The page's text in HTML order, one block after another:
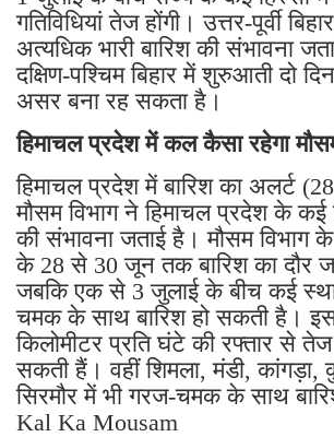
गतिविधियां तेज होंगी। उत्तर-पूर्वी
अत्यधिक भारी बारिश की संभावना
दक्षिण-पश्चिम बिहार में शुरुआती दो
असर बना रह सकता है।
हिमाचल प्रदेश में कल कैसा रहेगा
हिमाचल प्रदेश में बारिश का अलर्ट
मौसम विभाग ने हिमाचल प्रदेश के कई
की संभावना जताई है। मौसम विभाग
के 28 से 30 जून तक बारिश का दौर
जबकि एक से 3 जुलाई के बीच कई
चमक के साथ बारिश हो सकती है। इस
किलोमीटर प्रति घंटे की रफ्तार से
सकती हैं। वहीं शिमला, मंडी,
सिरमौर में भी गरज-चमक के साथ
Kal Ka Mousam